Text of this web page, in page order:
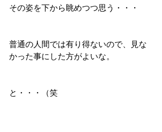
その姿を下から眺めつつ思う・・・
普通の人間では有り得ないので、見な
かった事にした方がよいな。
と・・・（笑